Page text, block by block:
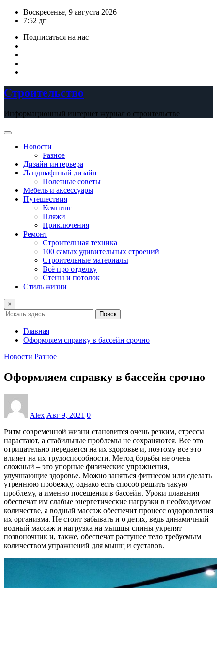
ПерейтиВоскресенье, 9 августа 2026
7:52 дп
Подписаться на нас
Строительство
Информационный интернет журнал о строительстве
Новости
Разное
Дизайн интерьера
Ландшафтный дизайн
Полезные советы
Мебель и аксессуары
Путешествия
Кемпинг
Пляжи
Приключения
Ремонт
Строительная техника
100 самых удивительных строений
Строительные материалы
Всё про отделку
Стены и потолок
Стиль жизни
×
Поиск
Главная
Оформляем справку в бассейн срочно
Новости Разное
Оформляем справку в бассейн срочно
Alex Авг 9, 2021 0
Ритм современной жизни становится очень резким, стрессы
нарастают, а стабильные проблемы не сохраняются. Все это
отрицательно передаётся на их здоровье и, поэтому всё это
влияет на их трудоспособности. Метод борьбы не очень
сложный – это упорные физические упражнения,
улучшающие здоровье. Можно заняться фитнесом или сделать
утреннюю пробежку, однако есть способ решить такую
проблему, а именно посещения в бассейн. Уроки плавания
обеспечат им слабые энергетические нагрузки в необходимом
количестве, а водный массаж обеспечит процесс оздоровления
их организма. Не стоит забывать и о детях, ведь динамичный
водный массаж и нагрузка на мышцы спины укрепят
позвоночник и, также, обеспечат растущее тело требуемым
количеством упражнений для мышц и суставов.